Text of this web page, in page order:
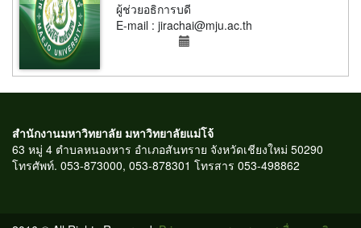
ผู้ช่วยอธิการบดี
E-mail : jirachai@mju.ac.th
สำนักงานมหาวิทยาลัย มหาวิทยาลัยแม่โจ้
63 หมู่ 4 ตำบลหนองหาร อำเภอสันทราย จังหวัดเชียงใหม่ 50290
โทรศัพท์. 053-873000, 053-878301 โทรสาร 053-498862